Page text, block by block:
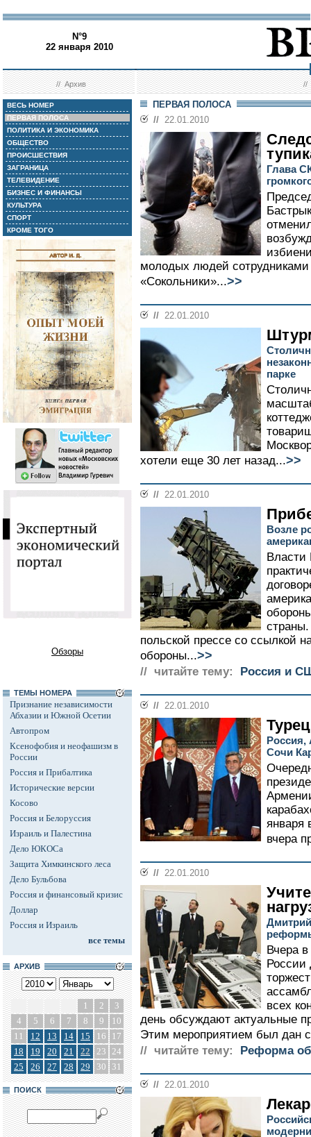
N°9
22 января 2010
//Архив //
ВЕСЬ НОМЕР
ПЕРВАЯ ПОЛОСА
ПОЛИТИКА И ЭКОНОМИКА
ОБЩЕСТВО
ПРОИСШЕСТВИЯ
ЗАГРАНИЦА
ТЕЛЕВИДЕНИЕ
БИЗНЕС И ФИНАНСЫ
КУЛЬТУРА
СПОРТ
КРОМЕ ТОГО
Обзоры
ТЕМЫ НОМЕРА
Признание независимости
Абхазии и Южной Осетии
Автопром
Ксенофобия и неофашизм в
России
Россия и Прибалтика
Исторические версии
Косово
Россия и Белоруссия
Израиль и Палестина
Дело ЮКОСа
Защита Химкинского леса
Дело Бульбова
Россия и финансовый кризис
Доллар
Россия и Израиль
все темы
АРХИВ
1 2
3
4
5 6 7 8 9
10
11
12 13 14 15 16
17
18
19 20 21 22 23 24
25
26 27 28 29 30 31
ПОИСК
ПЕРВАЯ ПОЛОСА
// 22.01.2010
Глава
молодых людей
«Сокольники»...>>
// 22.01.2010
парке
хотели еще 30 лет назад...>>
// 22.01.2010
Возле
Власти
польской прессе со ссылкой
обороны...>>
// читайте тему: Россия и
// 22.01.2010
Россия,
Сочи
января
вчера
// 22.01.2010
Вчера в
всех
день обсуждают актуальные
Этим мероприятием был дан
// читайте тему:
Реформа
// 22.01.2010